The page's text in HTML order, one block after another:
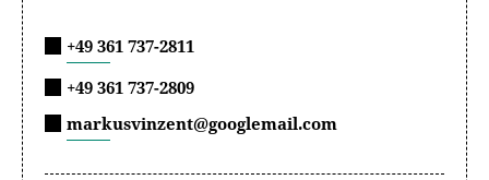
+49 361 737-2811
+49 361 737-2809
markusvinzent@googlemail.com